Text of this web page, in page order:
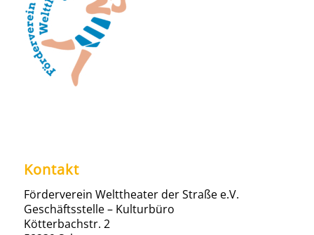
Kontakt
Förderverein Welttheater der Straße e.V.
Geschäftsstelle – Kulturbüro
Kötterbachstr. 2